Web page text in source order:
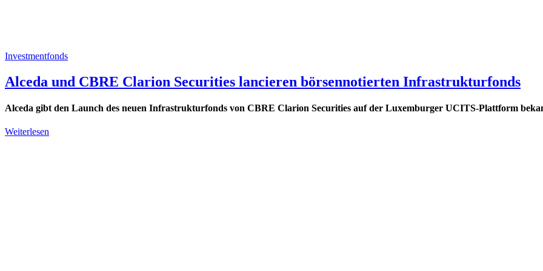
Investmentfonds
Alceda und CBRE Clarion Securities lancieren börsennotierten Infrastrukturfonds
Alceda gibt den Launch des neuen Infrastrukturfonds von CBRE Clarion Securities auf der Luxemburger UCITS-Plattform
Weiterlesen